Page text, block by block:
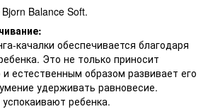
Balance Soft.
качалки обеспечивается благодаря
Это не только приносит
естественным образом развивает его
удерживать равновесие.
ребенка.